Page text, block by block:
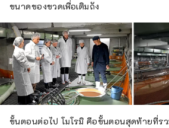
ขนาดของขวดเพื่อเติมถัง
ขั้นตอนต่อไป โมโรมิ คือขั้นตอนสุดท้ายที่ร